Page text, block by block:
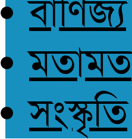
বাণিজ্য
মতামত
সংস্কৃতি